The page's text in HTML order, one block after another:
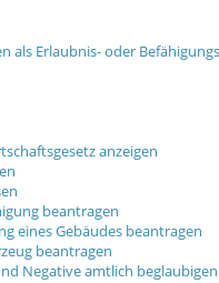
Erlaubnis- oder
anzeigen
beantragen
eines Gebäudes beantragen
beantragen
Negative amtlich beglaubigen